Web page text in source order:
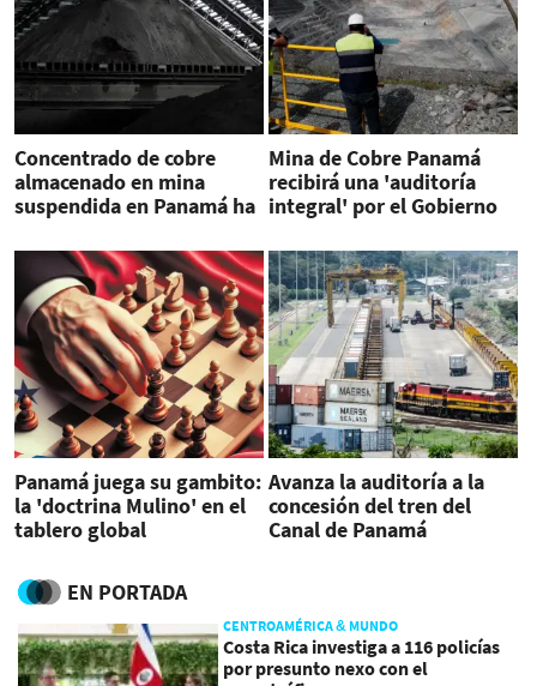
Concentrado de cobre
almacenado en mina
suspendida en Panamá ha
Mina de Cobre Panamá
recibirá una 'auditoría
integral' por el Gobierno
Panamá juega su gambito:
la 'doctrina Mulino' en el
tablero global
Avanza la auditoría a la
concesión del tren del
Canal de Panamá
EN PORTADA
CENTROAMÉRICA & MUNDO
Costa Rica investiga a 116 policías
por presunto nexo con el